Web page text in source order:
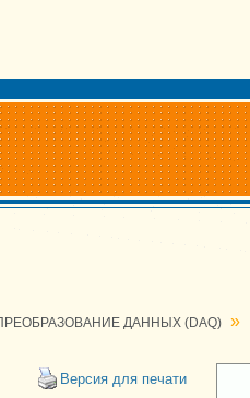
ДАННЫХ (DAQ) »
Версия для печати